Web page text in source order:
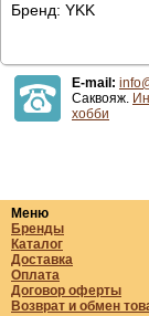
Бренд: YKK
E-mail:
Саквояж.
хобби
Меню
Бренды
Каталог
Доставка
Оплата
Договор оферты
Возврат и обмен